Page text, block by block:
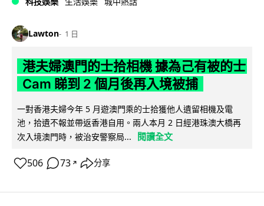
Lawton 1 日
港夫婦澳門的士拾相機 據為己有被的士
Cam 睇到 2 個月後再入境被捕
一對香港夫婦今年 5 月遊澳門乘的士拾獲他人遺留相機及電
池，拾遺不報並帶返香港自用。兩人本月 2 日經港珠澳大橋再
次入境澳門時，被治安警察局...
閱讀全文
506 73 ↗ 分享